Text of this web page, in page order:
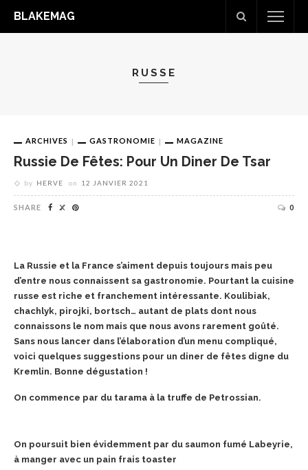
BLAKEMAG
RUSSE
ARCHIVES GASTRONOMIE MAGAZINE
Russie De Fêtes: Pour Un Diner De Tsar
by HERVE on 12 JANVIER 2021
SHARE 0
La Russie et la France s’aiment depuis toujours mais peu
d’entre nous connaissent sa gastronomie. Pourtant la cuisine
russe est riche et franchement intéressante. Koulibiak,
chachlyk, pirojki, bortsch… autant de plats dont nous
connaissons le nom mais que nous avons rarement goûté.
Sans nous lancer dans l’élaboration d’un menu compliqué,
voici quelques suggestions pour un diner de fêtes digne du
Kremlin. Bonne dégustation !
On commence par du tarama à la truffe de Petrossian.
On poursuit bien évidemment par du saumon fumé Labeyrie,
à manger avec un pain frais toaster